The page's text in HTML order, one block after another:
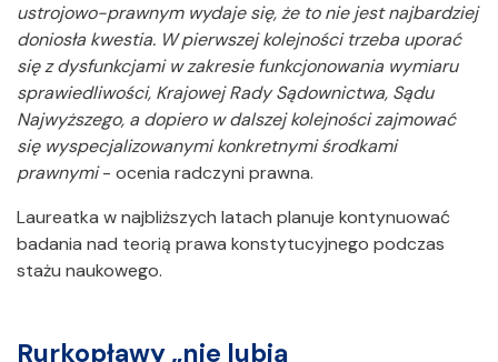
ustrojowo-prawnym wydaje się, że to nie jest najbardziej
doniosła kwestia. W pierwszej kolejności trzeba uporać
się z dysfunkcjami w zakresie funkcjonowania wymiaru
sprawiedliwości, Krajowej Rady Sądownictwa, Sądu
Najwyższego, a dopiero w dalszej kolejności zajmować
się wyspecjalizowanymi konkretnymi środkami
prawnymi- ocenia radczyni prawna.
Laureatka w najbliższych latach planuje kontynuować
badania nad teorią prawa konstytucyjnego podczas
stażu naukowego.
Rurkopławy „nie lubią